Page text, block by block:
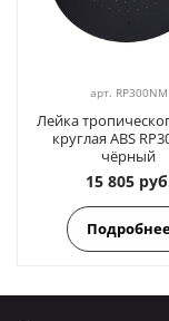
арт. RP300NM
Лейка
круглая ABS
чёрный
15 805